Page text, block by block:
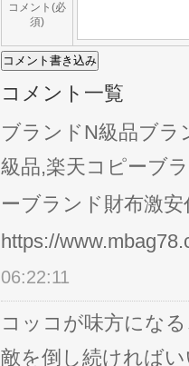
コメント(必
須)
コメント一覧
ブランドN級品ブラ
級品,楽天コピーブ
ーブランド財布激
https://
06:22:11
コッコが味方にな
敵を倒し続ければ